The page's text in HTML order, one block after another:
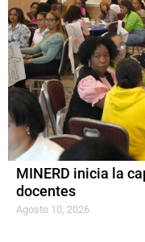
MINERD inicia la
docentes
Agosto 10, 2026